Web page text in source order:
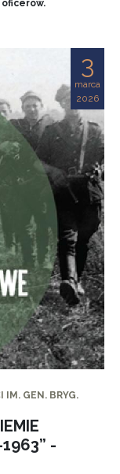
3
marca
2026
IM. GEN. BRYG.
-